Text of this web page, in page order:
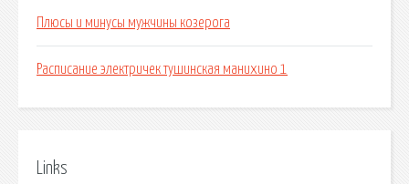
Плюсы и минусы мужчины козерога
Расписание электричек тушинская манихино 1
Links